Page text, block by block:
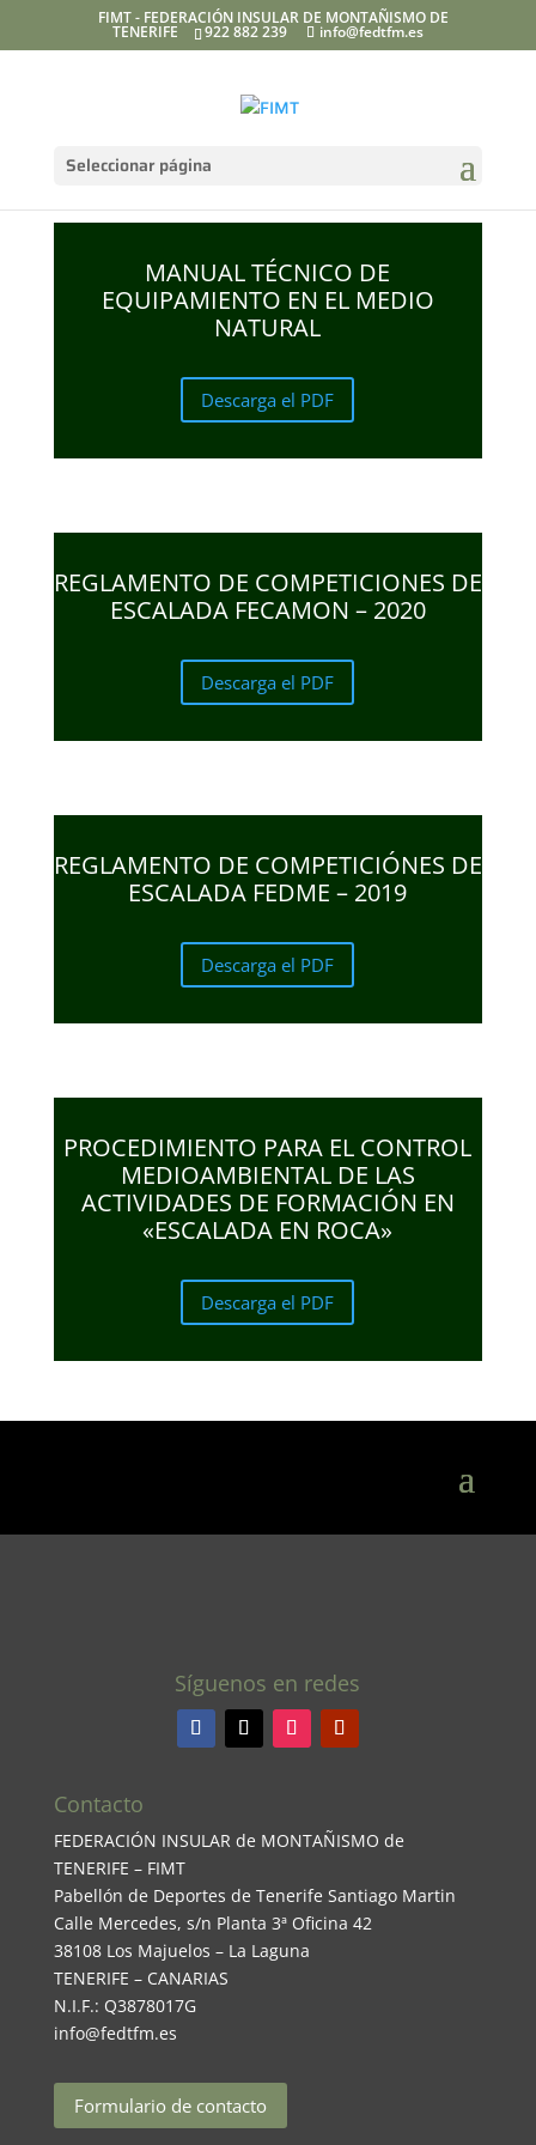
FIMT - FEDERACIÓN INSULAR DE MONTAÑISMO DE
TENERIFE 922 882 239 info@fedtfm.es
Seleccionar página
MANUAL TÉCNICO DE
EQUIPAMIENTO EN EL MEDIO
NATURAL
Descarga el PDF
REGLAMENTO DE COMPETICIONES DE
ESCALADA FECAMON – 2020
Descarga el PDF
REGLAMENTO DE COMPETICIÓNES DE
ESCALADA FEDME – 2019
Descarga el PDF
PROCEDIMIENTO PARA EL CONTROL
MEDIOAMBIENTAL DE LAS
ACTIVIDADES DE FORMACIÓN EN
«ESCALADA EN ROCA»
Descarga el PDF
Síguenos en redes
Contacto
FEDERACIÓN INSULAR de MONTAÑISMO de
TENERIFE – FIMT
Pabellón de Deportes de Tenerife Santiago Martin
Calle Mercedes, s/n Planta 3ª Oficina 42
38108 Los Majuelos – La Laguna
TENERIFE – CANARIAS
N.I.F.: Q3878017G
info@fedtfm.es
Formulario de contacto